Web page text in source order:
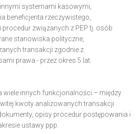
systemami kasowymi,
beneficjenta rzeczywistego,
związanych z PEP tj. osób
stanowiska polityczne,
transakcji zgodnie z
prawa - przez okres 5 lat.
wiele innych funkcjonalności – między
kwoty analizowanych transakcji
opisy procedur postępowania i
ustawy ppp.